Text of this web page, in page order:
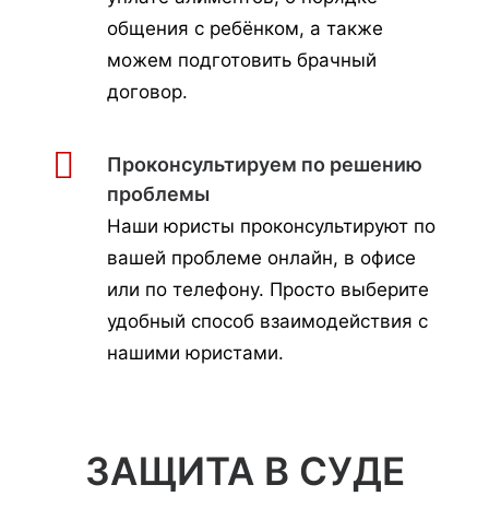
общения с ребёнком, а также
можем подготовить брачный
договор.
Проконсультируем по решению
проблемы
Наши юристы проконсультируют по
вашей проблеме онлайн, в офисе
или по телефону. Просто выберите
удобный способ взаимодействия с
нашими юристами.
ЗАЩИТА В СУДЕ